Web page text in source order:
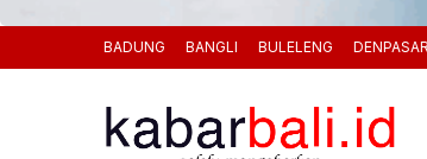
BADUNG BANGLI BULELENG DENPASAR